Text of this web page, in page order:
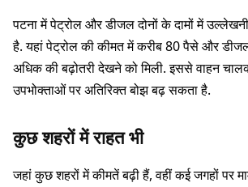
पटना में पेट्रोल और डीजल दोनों के दामों में
है. यहां पेट्रोल की कीमत में करीब 80 पैसे और
अधिक की बढ़ोतरी देखने को मिली. इससे वाहन
उपभोक्ताओं पर अतिरिक्त बोझ बढ़ सकता है.
कुछ शहरों में राहत भी
जहां कुछ शहरों में कीमतें बढ़ी हैं, वहीं कई जगहों पर